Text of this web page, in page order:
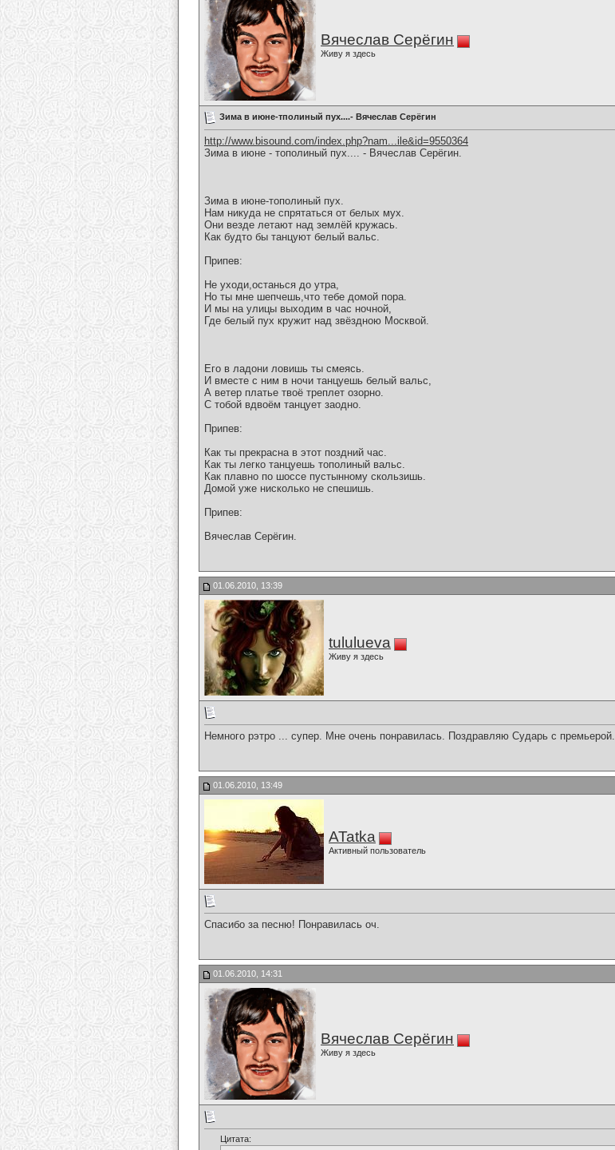
Вячеслав Серёгин
Живу я здесь
Зима в июне-тполиный пух....- Вячеслав Серёгин
http://www.bisound.com/index.php?nam...ile&id=9550364
Зима в июне - тополиный пух.... - Вячеслав Серёгин.
Зима в июне-тополиный пух.
Нам никуда не спрятаться от белых мух.
Они везде летают над землёй кружась.
Как будто бы танцуют белый вальс.
Припев:
Не уходи,останься до утра,
Но ты мне шепчешь,что тебе домой пора.
И мы на улицы выходим в час ночной,
Где белый пух кружит над звёздною Москвой.
Его в ладони ловишь ты смеясь.
И вместе с ним в ночи танцуешь белый вальс,
А ветер платье твоё треплет озорно.
С тобой вдвоём танцует заодно.
Припев:
Как ты прекрасна в этот поздний час.
Как ты легко танцуешь тополиный вальс.
Как плавно по шоссе пустынному скользишь.
Домой уже нисколько не спешишь.
Припев:
Вячеслав Серёгин.
01.06.2010, 13:39
tululueva
Живу я здесь
Немного рэтро ... супер. Мне очень понравилась. Поздравляю Сударь с премьерой.
01.06.2010, 13:49
ATatka
Активный пользователь
Спасибо за песню! Понравилась оч.
01.06.2010, 14:31
Вячеслав Серёгин
Живу я здесь
Цитата: